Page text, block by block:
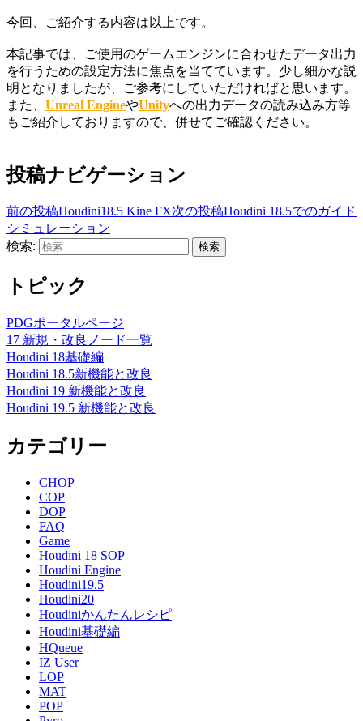
今回、ご紹介する内容は以上です。
本記事では、ご使用のゲームエンジンに合わせたデータ出力
を行うための設定方法に焦点を当てています。少し細かな説
明となりましたが、ご参考にしていただければと思います。
また、 Unreal EngineやUnityへの出力データの読み込み方等
もご紹介しておりますので、併せてご確認ください。
投稿ナビゲーション
前の投稿Houdini18.5 Kine FX次の投稿Houdini 18.5でのガイド
シミュレーション
検索:
トピック
PDGポータルページ
17 新規・改良ノード一覧
Houdini 18基礎編
Houdini 18.5新機能と改良
Houdini 19 新機能と改良
Houdini 19.5 新機能と改良
カテゴリー
CHOP
COP
DOP
FAQ
Game
Houdini 18 SOP
Houdini Engine
Houdini19.5
Houdini20
Houdiniかんたんレシピ
Houdini基礎編
HQueue
IZ User
LOP
MAT
POP